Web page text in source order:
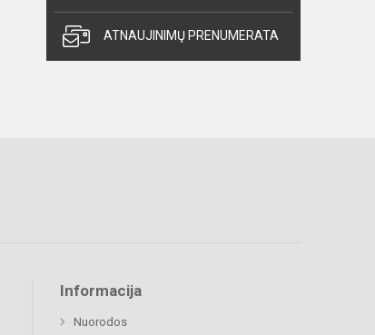
ATNAUJINIMŲ PRENUMERATA
Informacija
Nuorodos